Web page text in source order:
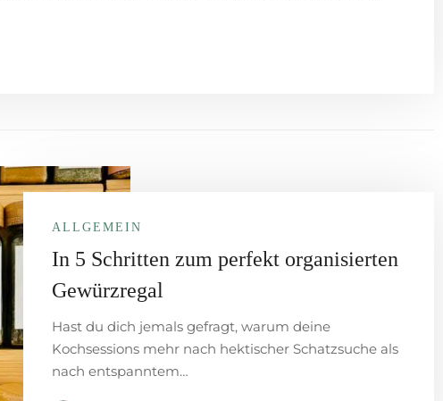
ALLGEMEIN
In 5 Schritten zum perfekt organisierten
Gewürzregal
Hast du dich jemals gefragt, warum deine
Kochsessions mehr nach hektischer Schatzsuche als
nach entspanntem…